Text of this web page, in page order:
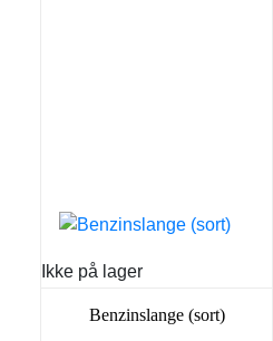
Ikke på lager
Benzinslange (sort)